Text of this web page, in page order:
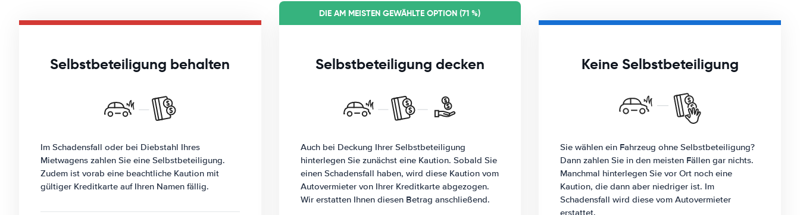
Selbstbeteiligung behalten
Im Schadensfall oder bei Diebstahl Ihres
Mietwagens zahlen Sie eine Selbstbeteiligung.
Zudem ist vorab eine beachtliche Kaution mit
gültiger Kreditkarte auf Ihren Namen fällig.
DIE AM MEISTEN GEWÄHLTE OPTION (71 %)
Selbstbeteiligung decken
Auch bei Deckung Ihrer Selbstbeteiligung
hinterlegen Sie zunächst eine Kaution. Sobald Sie
einen Schadensfall haben, wird diese Kaution vom
Autovermieter von Ihrer Kreditkarte abgezogen.
Wir erstatten Ihnen diesen Betrag anschließend.
Keine Selbstbeteiligung
Sie wählen ein Fahrzeug ohne Selbstbeteiligung?
Dann zahlen Sie in den meisten Fällen gar nichts.
Manchmal hinterlegen Sie vor Ort noch eine
Kaution, die dann aber niedriger ist. Im
Schadensfall wird diese vom Autovermieter
erstattet.